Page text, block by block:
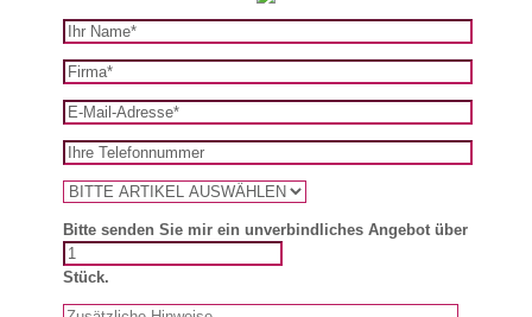
Bitte senden Sie mir ein unverbindliches Angebot über
Stück.